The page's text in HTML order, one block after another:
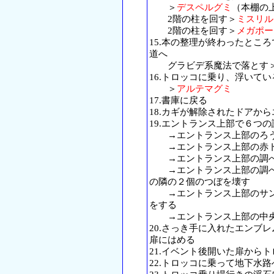
＞ デスペルグミ
（本棚の
2階の柱を回す＞ ミスリル
2階の柱を回す＞ メガポ
15.本の整理が終わったとこ
道へ
グラビデ系魔法で落とす
16.トロッコに乗り、浮いて
＞ アルテマグミ
17.書庫に戻る
18.カギが解除されたドアか
19.エントランス上部で６つ
→エントランス上部のろう
→エントランス上部の赤ト
→エントランス上部の調べ
→エントランス上部の調べ
の隣の２個のつぼを壊す
→エントランス上部のサン
をする
→エントランス上部の中
20.さっき手に入れたエンブ
扉にはめる
21.イベント後開いた扉から
22.トロッコに乗って地下水路